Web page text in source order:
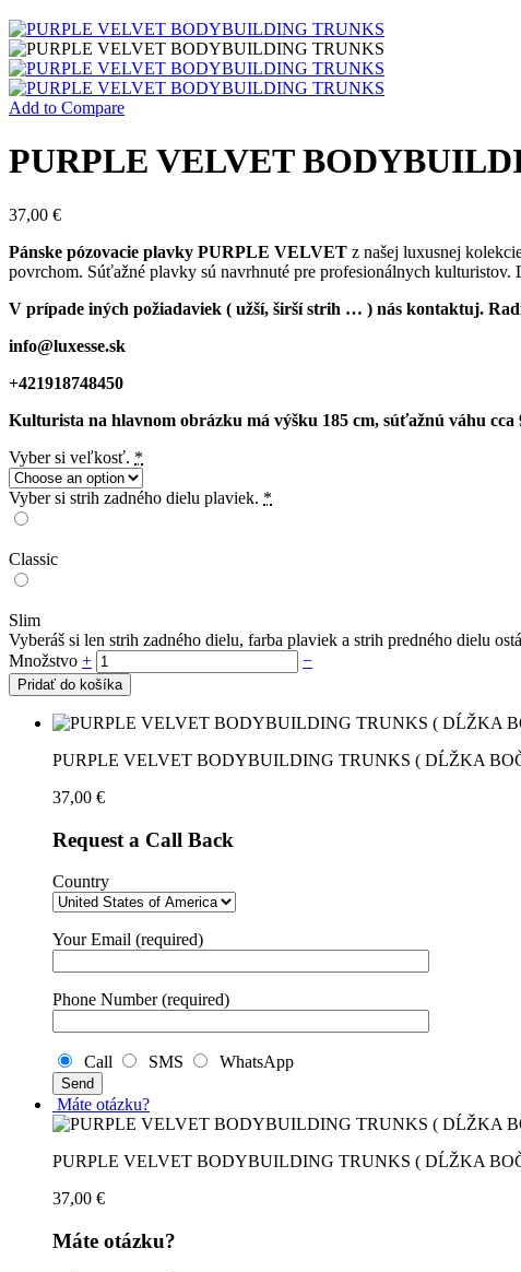
Add to Compare
PURPLE VELVET
37,00 €
Pánske pózovacie plavky PURPLE VELVET z našej luxusnej
povrchom. Súťažné plavky sú navrhnuté pre profesionálnych kulturistov.
V prípade iných požiadaviek ( užší, širší strih … ) nás kontaktuj.
info@luxesse.sk
+421918748450
Kulturista na hlavnom obrázku má výšku 185 cm, súťažnú váhu
Vyber si veľkosť. *
Vyber si strih zadného dielu plaviek. *
Classic
Slim
Vyberáš si len strih zadného dielu, farba plaviek a strih predného dielu
Množstvo + −
Pridať do košíka
PURPLE VELVET BODYBUILDING TRUNKS ( DĹŽKA
37,00 €
Request a Call Back
Country
Your Email (required)
Phone Number (required)
Call SMS WhatsApp
Máte otázku?
PURPLE VELVET BODYBUILDING TRUNKS ( DĹŽKA
37,00 €
Máte otázku?